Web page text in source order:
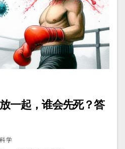
一起，谁会先死？答
学